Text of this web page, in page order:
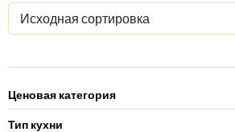
Исходная сортировка
Ценовая категория
Тип кухни